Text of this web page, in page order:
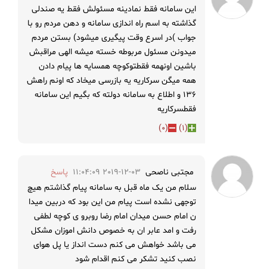
این سامانه فقط نمادینه مسئولش فقط یه صندلی
گذاشته به اسم راه اندازی سامانه و دهن مردم رو با
جواب )در اسرع وقت پیگیری میشود) بستن مردم
میدونن مسئول مربوطه خسته میشه الهی مراقبش
باشین اونهمه فقطتوکوچه همسایه ها پیام دادن
همه میگن سرکاریه یه بازرسی میخاد که اونم راهش
۱۳۶ و اطلاع به سامانه دولته که بگیم این سامانه
فقطسرکاریه
(
1
)
(
0
)
مجتبی ناصحی 2019-12-03 11:04:09
پاسخ
سلام من یک ماه قبل به سامانه پیام گذاشتم هیچ
توجهی نشده است پیام من این بود که دربین میدا
ن امام حسن میدان امام رضا روبرو ی کوچه لطفی
رفت و امد عابر ان به خصوص دانش اموزان مشکل
می باشد خواهش می کنم دست انداز یا پل هوای
نصب کنید تشکر می کنم اقدام شود